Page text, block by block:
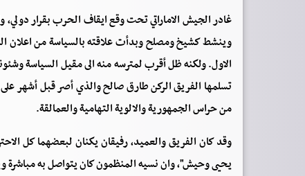
غادر الجيش الاماراتي تحت وقع ايقاف الحرب بقرار
وينشط كشيخ ومصلح وبدأت علاقته بالسياسة من اعلان
الاول. ولكنه ظل أقرب لمترسه منه الى مقيل السياسة
تسلمها الفريق الركن طارق صالح والذي أصر قبل أشهر على
من حراس الجمهورية والالوية التهامية والعمالقة.
وقد كان الفريق والعميد، رفيقان يكنان لبعضهما كل
يحيى وحيش"، وان نسيه المنظمون كان يتواصل به مباشرة